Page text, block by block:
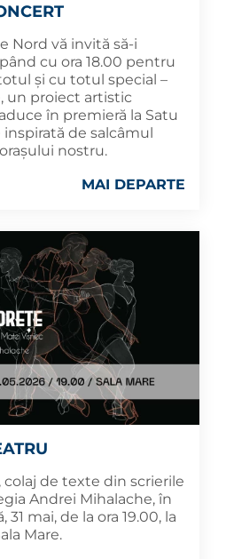
Nord vă invită să-i
cu ora 18.00 pentru
și cu totul special –
un proiect artistic
în premieră la Satu
de salcâmul
nostru.
MAI DEPARTE
colaj de texte din scrierile
Andrei Mihalache, în
mai, de la ora 19.00, la
Mare.